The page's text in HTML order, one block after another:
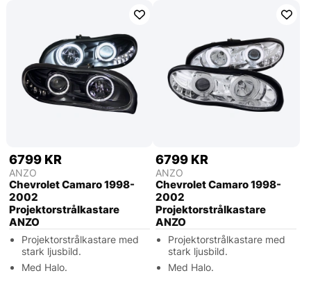
6799 KR
ANZO
Chevrolet Camaro 1998-
2002
Projektorstrålkastare
ANZO
Projektorstrålkastare med
stark ljusbild.
Med Halo.
6799 KR
ANZO
Chevrolet Camaro 1998-
2002
Projektorstrålkastare
ANZO
Projektorstrålkastare med
stark ljusbild.
Med Halo.